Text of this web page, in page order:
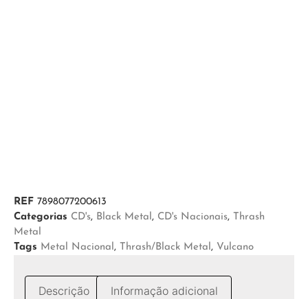
REF 7898077200613
Categorias CD's, Black Metal, CD's Nacionais, Thrash
Metal
Tags Metal Nacional, Thrash/Black Metal, Vulcano
Descrição Informação adicional